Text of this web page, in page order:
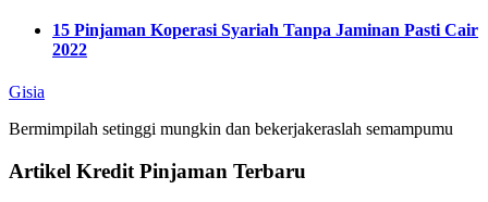
15 Pinjaman Koperasi Syariah Tanpa Jaminan Pasti Cair
2022
Gisia
Bermimpilah setinggi mungkin dan bekerjakeraslah semampumu
Artikel Kredit Pinjaman Terbaru